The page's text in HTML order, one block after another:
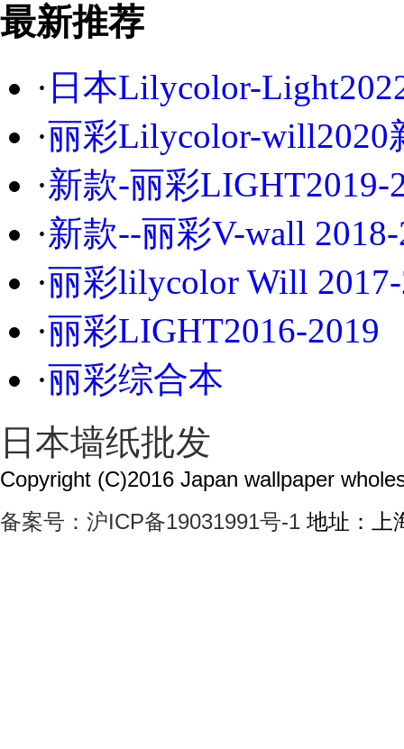
最新推荐
· 日本Lilycolor-
·丽彩Lilycolor-will2020
·新款-丽彩LIGHT2019-
·新款--丽彩V-wall
·丽彩lilycolor Will
·丽彩LIGHT2016-2019
·丽彩综合本
日本墙纸批发
Copyright (C)2016 Japan wallpaper
备案号：沪ICP备19031991号-1 地址：上